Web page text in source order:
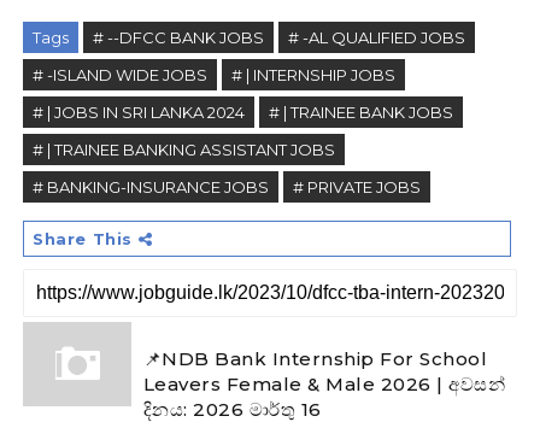
Tags # --DFCC BANK JOBS
# -AL QUALIFIED JOBS
# -ISLAND WIDE JOBS
# | INTERNSHIP JOBS
# | JOBS IN SRI LANKA 2024
# | TRAINEE BANK JOBS
# | TRAINEE BANKING ASSISTANT JOBS
# BANKING-INSURANCE JOBS
# PRIVATE JOBS
Share This
📌NDB Bank Internship For School
Leavers Female & Male 2026 | අවසන්
දිනය: 2026 මාර්තු 16